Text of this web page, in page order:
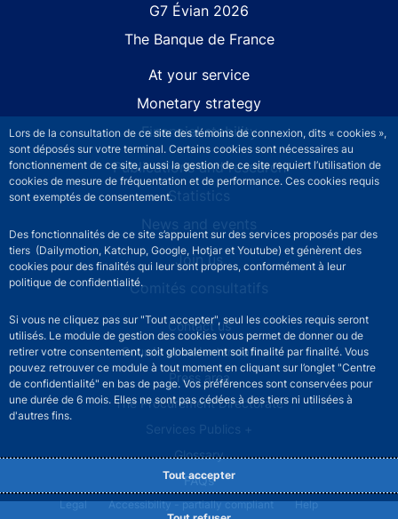
Lors de la consultation de ce site des témoins de connexion, dits « cookies »,
sont déposés sur votre terminal. Certains cookies sont nécessaires au
fonctionnement de ce site, aussi la gestion de ce site requiert l’utilisation de
cookies de mesure de fréquentation et de performance. Ces cookies requis
sont exemptés de consentement.
Des fonctionnalités de ce site s’appuient sur des services proposés par des
tiers (Dailymotion, Katchup, Google, Hotjar et Youtube) et génèrent des
cookies pour des finalités qui leur sont propres, conformément à leur
politique de confidentialité.
Si vous ne cliquez pas sur "Tout accepter", seul les cookies requis seront
utilisés. Le module de gestion des cookies vous permet de donner ou de
retirer votre consentement, soit globalement soit finalité par finalité. Vous
pouvez retrouver ce module à tout moment en cliquant sur l’onglet "Centre
de confidentialité" en bas de page. Vos préférences sont conservées pour
une durée de 6 mois. Elles ne sont pas cédées à des tiers ni utilisées à
d'autres fins.
Tout accepter
G7 Évian 2026
The Banque de France
At your service
Monetary strategy
Financial stability
Publications and research
Statistics
News and events
Join us
Comités consultatifs
Footer secondary menuContact us
Sourds et malentendants
Press area
The Procurement Directorate
Services Publics +
Glossary
FAQs
Footer legal notice menu
Legal Accessibility - partially compliant Help